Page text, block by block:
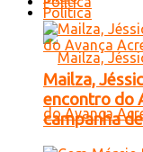
Política
Mailza,
encontro do
campanha